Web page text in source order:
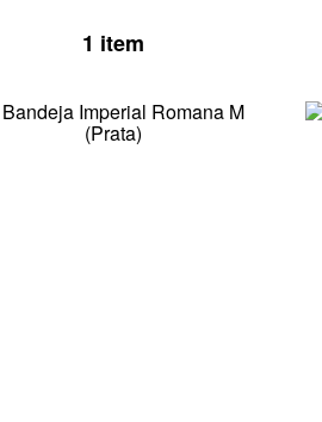
1 item